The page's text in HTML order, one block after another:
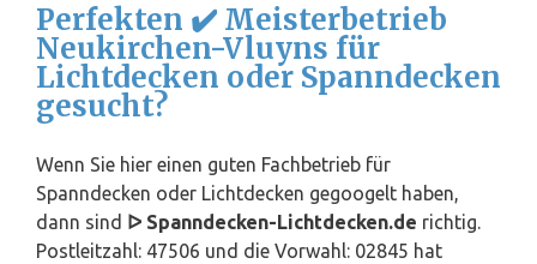
Perfekten ✔️ Meisterbetrieb
Neukirchen-Vluyns für
Lichtdecken oder Spanndecken
gesucht?
Wenn Sie hier einen guten Fachbetrieb für
Spanndecken oder Lichtdecken gegoogelt haben,
dann sind ᐅ Spanndecken-Lichtdecken.de richtig.
Postleitzahl: 47506 und die Vorwahl: 02845 hat